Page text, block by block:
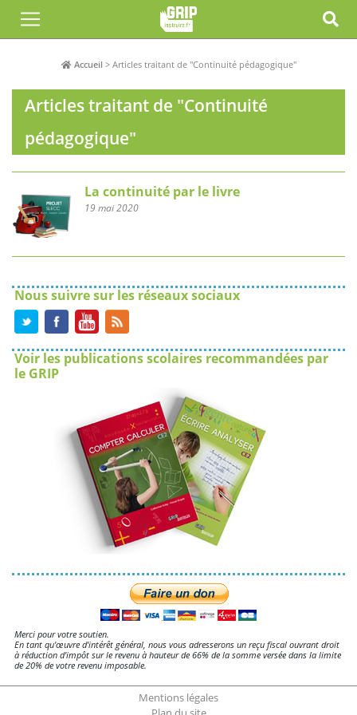
Accueil > Articles traitant de "Continuité pédagogique"
Articles traitant de "Continuité
pédagogique"
La continuité par le livre
19 mai 2020
Nous suivre sur les réseaux sociaux
Voir les publications scolaires recommandées par
le GRIP
Merci pour votre soutien.
En tant qu'œuvre d'intérêt général, nous vous adresserons un reçu fiscal ouvrant droit
à réduction d'impôt sur le revenu à hauteur de 66% de la somme versée dans la limite
de 20% de votre revenu imposable.
Mentions légales